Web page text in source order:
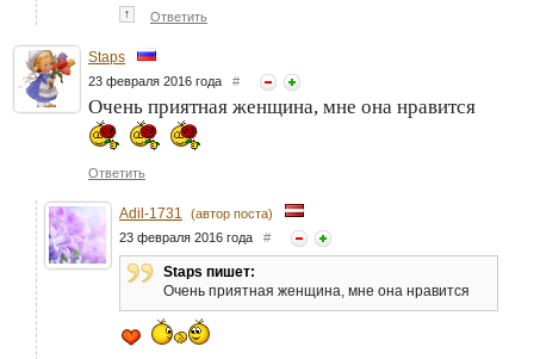
↑ Ответить
Staps
23 февраля 2016 года #
Очень приятная женщина, мне она нравится
Ответить
Adil-1731
(автор поста)
23 февраля 2016 года #
Staps пишет:
Очень приятная женщина, мне она нравится